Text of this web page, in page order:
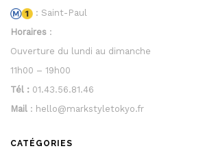
: Saint-Paul
Horaires :
Ouverture du lundi au dimanche
11h00 – 19h00
Tél : 01.43.56.81.46
Mail : hello@markstyletokyo.fr
CATÉGORIES